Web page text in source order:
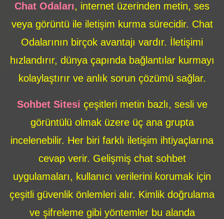
Chat Odaları, internet üzerinden metin, ses
veya görüntü ile iletişim kurma sürecidir. Chat
Odalarının birçok avantajı vardır. İletişimi
hızlandırır, dünya çapında bağlantılar kurmayı
kolaylaştırır ve anlık sorun çözümü sağlar.
Sohbet Sitesi çeşitleri metin bazlı, sesli ve
görüntülü olmak üzere üç ana grupta
incelenebilir. Her biri farklı iletişim ihtiyaçlarına
cevap verir. Gelişmiş chat sohbet
uygulamaları, kullanıcı verilerini korumak için
çeşitli güvenlik önlemleri alır. Kimlik doğrulama
ve şifreleme gibi yöntemler bu alanda